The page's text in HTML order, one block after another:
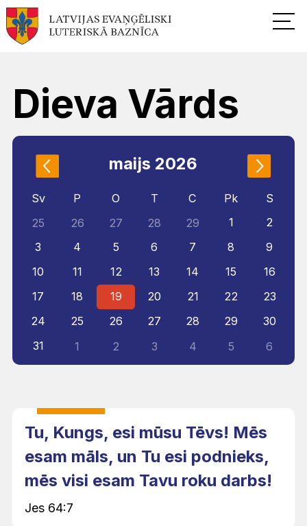
Dieva Vārds
Tu, Kungs, esi mūsu Tēvs! Mēs
esam māls, un Tu esi podnieks,
mēs visi esam Tavu roku darbs!
Jes 64:7
maijs 2026
Sv P O T C Pk
S
25
26 27 28 29 1
2
3
4 5 6 7 8
9
10
11 12 13 14 15
16
17
18 19 20 21 22
23
24
25 26 27 28 29
30
31
1 2 3 4 5 6